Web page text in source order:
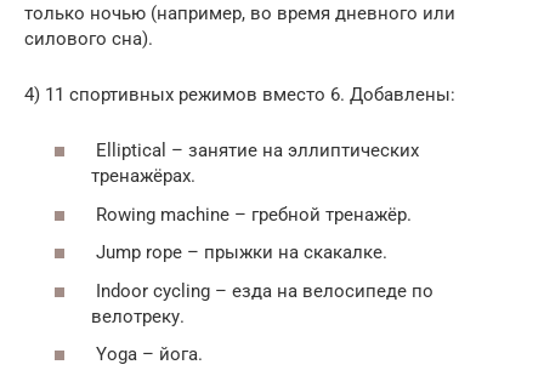
только ночью (например, во время дневного или
силового сна).
4) 11 спортивных режимов вместо 6. Добавлены:
Elliptical – занятие на эллиптических
тренажёрах.
Rowing machine – гребной тренажёр.
Jump rope – прыжки на скакалке.
Indoor cycling – езда на велосипеде по
велотреку.
Yoga – йога.